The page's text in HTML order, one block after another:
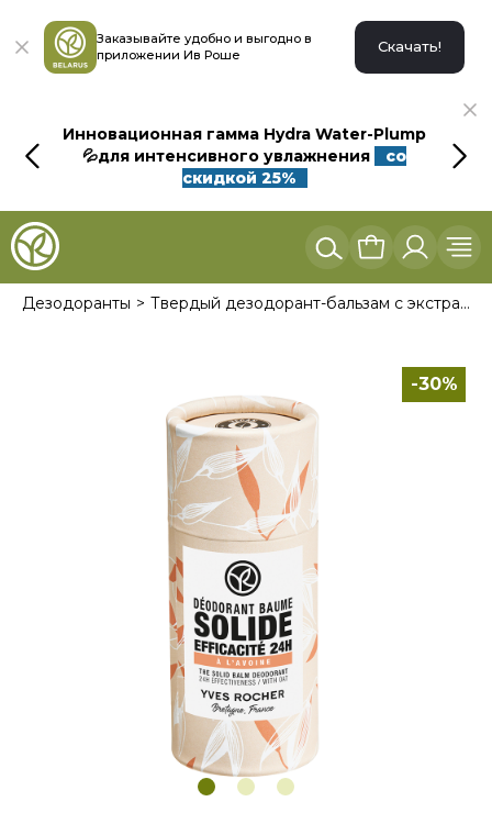
Заказывайте удобно и выгодно в
приложении Ив Роше
Скачать!
Инновационная гамма Hydra Water-Plump
💦для интенсивного увлажнения
со
скидкой 25%
Дезодоранты Твердый дезодорант-бальзам с экстрактом Овса
-30%